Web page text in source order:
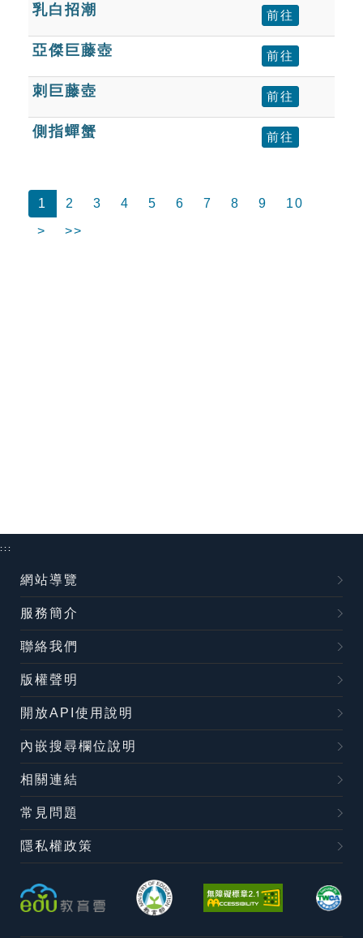
乳白招潮 前往
亞傑巨藤壺 前往
刺巨藤壺 前往
側指蟬蟹 前往
1 2 3 4 5 6 7 8 9
10
>
>>
:::
網站導覽
服務簡介
聯絡我們
版權聲明
開放API使用說明
內嵌搜尋欄位說明
相關連結
常見問題
隱私權政策